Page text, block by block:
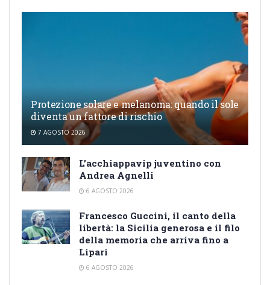
Protezione solare e melanoma: quando il sole
diventa un fattore di rischio
7 AGOSTO 2026
L’acchiappavip juventino con
Andrea Agnelli
6 AGOSTO 2026
Francesco Guccini, il canto della
libertà: la Sicilia generosa e il filo
della memoria che arriva fino a
Lipari
6 AGOSTO 2026